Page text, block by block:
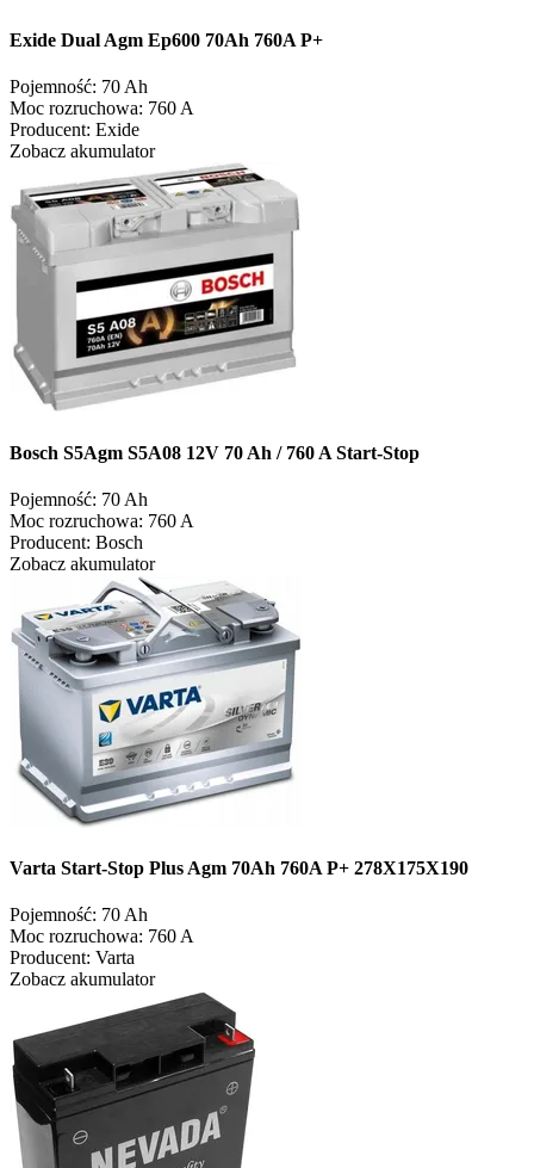
Exide Dual Agm Ep600 70Ah 760A P+
Pojemność: 70 Ah
Moc rozruchowa: 760 A
Producent: Exide
Zobacz akumulator
Bosch S5Agm S5A08 12V 70 Ah / 760 A Start-Stop
Pojemność: 70 Ah
Moc rozruchowa: 760 A
Producent: Bosch
Zobacz akumulator
Varta Start-Stop Plus Agm 70Ah 760A P+ 278X175X190
Pojemność: 70 Ah
Moc rozruchowa: 760 A
Producent: Varta
Zobacz akumulator